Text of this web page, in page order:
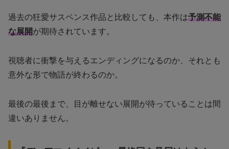
過去の狂愛サスペンス作品と比較しても、本作は予測不能
な展開が期待されています。
視聴者に衝撃を与えるエンディングになるのか、それとも
意外な形で物語が終わるのか。
最後の最後まで、目が離せない展開が待っていることは間
違いありません。